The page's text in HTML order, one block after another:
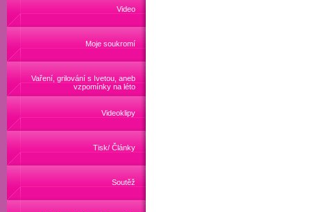
Video
Moje soukromí
Vaření, grilování s Ivetou, aneb
vzpomínky na léto
Videoklipy
Tisk/ Články
Soutěž